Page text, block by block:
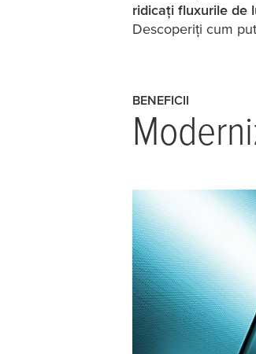
ridicați fluxurile de
Descoperiți cum
BENEFICII